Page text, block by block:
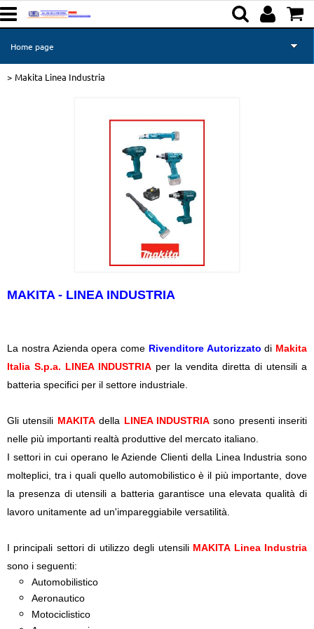
Home page
Prodotti All-Energy
Makita Linea Industria
MAKITA - LINEA INDUSTRIA
La nostra Azienda opera come Rivenditore Autorizzato di Makita
Italia S.p.a. LINEA INDUSTRIAper la vendita diretta di utensili a
batteria specifici per il settore industriale.
Gli utensili MAKITA della LINEA INDUSTRIAsono presenti inseriti
nelle più importanti realtà produttive del mercato italiano.
I settori in cui operano le Aziende Clienti della Linea Industria sono
molteplici, tra i quali quello automobilistico è il più importante, dove
la presenza di utensili a batteria garantisce una elevata qualità di
lavoro unitamente ad un'impareggiabile versatilità.
I principali settori di utilizzo degli utensili MAKITA Linea Industria
sono i seguenti:
Automobilistico
Aeronautico
Motociclistico